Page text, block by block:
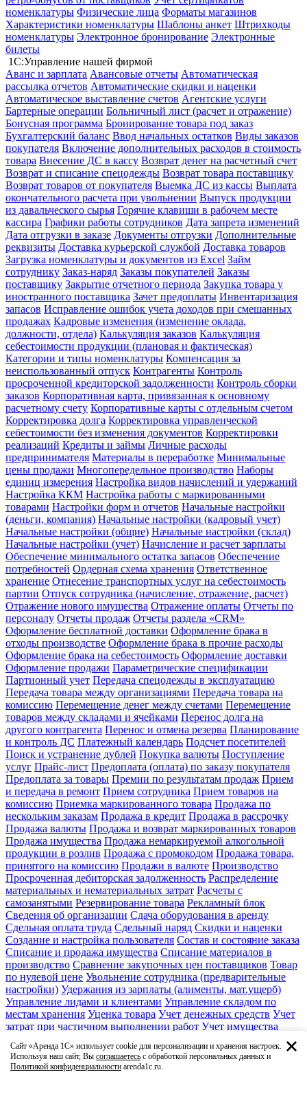
номенклатуры Физические лица Форматы магазинов
Характеристики номенклатуры Шаблоны анкет Штрихкоды
номенклатуры Электронное бронирование Электронные
билеты
1С:Управление нашей фирмой
Аванс и зарплата Авансовые отчеты Автоматическая
рассылка отчетов Автоматические скидки и наценки
Автоматическое выставление счетов Агентские услуги
Бартерные операции Больничный лист (расчет и отражение)
Бонусная программа Бронирование товара под заказ
Бухгалтерский баланс Ввод начальных остатков Виды заказов
покупателя Включение дополнительных расходов в стоимость
товара Внесение ДС в кассу Возврат денег на расчетный счет
Возврат и списание спецодежды Возврат товара поставщику
Возврат товаров от покупателя Выемка ДС из кассы Выплата
окончательного расчета при увольнении Выпуск продукции
из давальческого сырья Горячие клавиши в рабочем месте
кассира Графики работы сотрудников Дата запрета изменений
Дата отгрузки в заказе Документы отгрузки Дополнительные
реквизиты Доставка курьерской службой Доставка товаров
Загрузка номенклатуры и документов из Excel Займ
сотруднику Заказ-наряд Заказы покупателей Заказы
поставщику Закрытие отчетного периода Закупка товара у
иностранного поставщика Зачет предоплаты Инвентаризация
запасов Исправление ошибок учета доходов при смешанных
продажах Кадровые изменения (изменение оклада,
должности, отдела) Калькуляция заказов Калькуляция
себестоимости продукции (плановая и фактическая)
Категории и типы номенклатуры Компенсация за
неиспользованный отпуск Контрагенты Контроль
просроченной кредиторской задолженности Контроль сборки
заказов Корпоративная карта, привязанная к основному
расчетному счету Корпоративные карты с отдельным счетом
Корректировка долга Корректировка управленческой
себестоимости без изменения документов Корректировки
реализаций Кредиты и займы Личные расходы
предпринимателя Материалы в переработке Минимальные
цены продажи Многопередельное производство Наборы
единиц измерения Настройка видов начислений и удержаний
Настройка ККМ Настройка работы с маркированными
товарами Настройки форм и отчетов Начальные настройки
(деньги, компания) Начальные настройки (кадровый учет)
Начальные настройки (общие) Начальные настройки (склад)
Начальные настройки (учет) Начисление и расчет зарплаты
Обеспечение минимального остатка запасов Обеспечение
потребностей Ордерная схема хранения Ответственное
хранение Отнесение транспортных услуг на себестоимость
партии Отпуск сотрудника (начисление, отражение, расчет)
Отражение нового имущества Отражение оплаты Отчеты по
персоналу Отчеты продаж Отчеты раздела «CRM»
Оформление бесплатной доставки Оформление брака в
отходы производстве Оформление брака в прочие расходы
Оформление брака на себестоимость Оформление доставки
Оформление продажи Параметрические спецификации
Партионный учет Передача спецодежды в эксплуатацию
Передача товара между организациями Передача товара на
комиссию Перемещение денег между счетами Перемещение
товаров между складами и ячейками Перенос долга на
другого контрагента Перенос и отмена резерва Планирование
и контроль ДС Платежный календарь Подсчет посетителей
Поиск и устранение дублей Покупка валюты Поступление
услуг Прайс-лист Предоплата (оплата) по заказу покупателя
Предоплата за товары Премии по результатам продаж Прием
и передача в ремонт Прием сотрудника Прием товаров на
комиссию Приемка маркированного товара Продажа по
нескольким заказам Продажа в кредит Продажа в рассрочку
Продажа валюты Продажа и возврат маркированных товаров
Продажа имущества Продажа немаркируемой алкогольной
продукции в розлив Продажа с промокодом Продажа товара,
принятого на комиссию Продажи в валюте Производство
Просроченная дебиторская задолженность Распределение
материальных и нематериальных затрат Расчеты с
самозанятыми Резервирование товара Рекламный блок
Сведения об организации Сдача оборудования в аренду
Сдельная оплата труда Сдельный наряд Скидки и наценки
Создание и настройка пользователя Состав и состояние заказа
Списание и продажа имущества Списание материалов в
производство Сравнение закупочных цен поставщиков Товар
по нулевой цене Увольнение сотрудника (предварительные
настройки) Удержания из зарплаты (алименты, мат.ущерб)
Управление лидами и клиентами Управление складом по
местам хранения Уценка товара Учет денежных средств Учет
затрат при частичном выполнении работ Учет имущества
спецодежды Учет товара в единицах и в упаковках Учет
товаров по характеристикам Факсимиле и подписи
Сайт «Аренда 1С» использует cookie для персонализации и хранения настроек.
Используя наш сайт, Вы соглашаетесь с обработкой персональных данных и
Политикой конфиденциальности arenda1c.ru.